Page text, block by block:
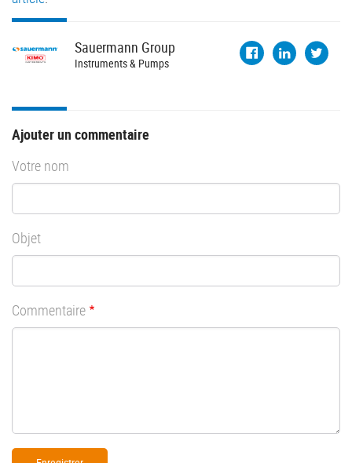
Sauermann Group
Instruments & Pumps
Ajouter un commentaire
Votre nom
Objet
Commentaire